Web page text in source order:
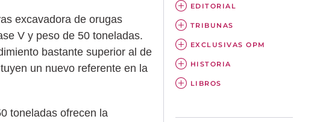
excavadora de orugas
V y peso de 50 toneladas.
bastante superior al de
un nuevo referente en la
toneladas ofrecen la
EDITORIAL
TRIBUNAS
EXCLUSIVAS OPM
HISTORIA
LIBROS